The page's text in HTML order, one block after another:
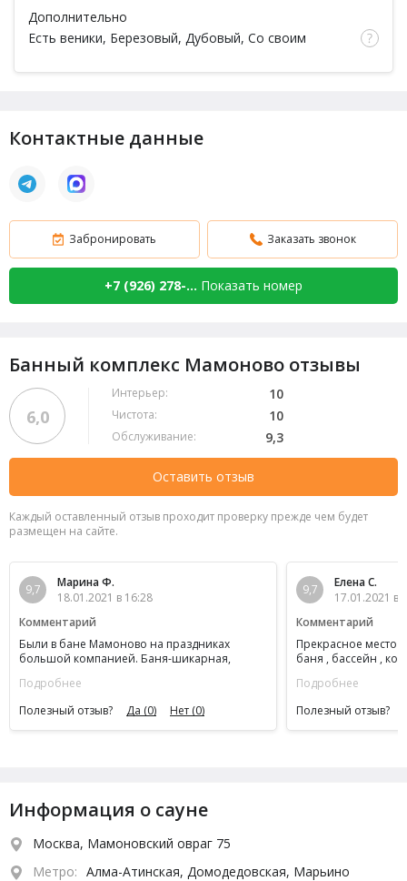
Дополнительно
Есть веники, Березовый, Дубовый, Со своим
коттеджем на сутки,Гостиница, Тапочки (+100
Контактные данные
Забронировать Заказать звонок
+7 (926) 278-... Показать номер
Банный комплекс Мамоново отзывы
6,0
Интерьер: 10
Чистота: 10
Обслуживание: 9,3
Оставить отзыв
Каждый оставленный отзыв проходит проверку прежде чем будет
размещен на сайте.
9,7
Марина Ф.
18.01.2021 в 16:28
Комментарий
Были в бане Мамоново на праздниках
большой компанией. Баня-шикарная,
бочки с ледяной водой и камин и, главное,
на улицу в снег можно выбежать!!! Очень
гостеприимные хозяева! Всем в баню,
рекомендую однозначно
Подробнее
Полезный отзыв?
Да (0) Нет (0)
9,7
Елена С.
17.01.2021 в
Комментарий
Прекрасное место
баня , бассейн ,
Подробнее
Полезный отзыв?
Информация о сауне
Москва, Мамоновский овраг 75
Метро: Алма-Атинская, Домодедовская, Марьино